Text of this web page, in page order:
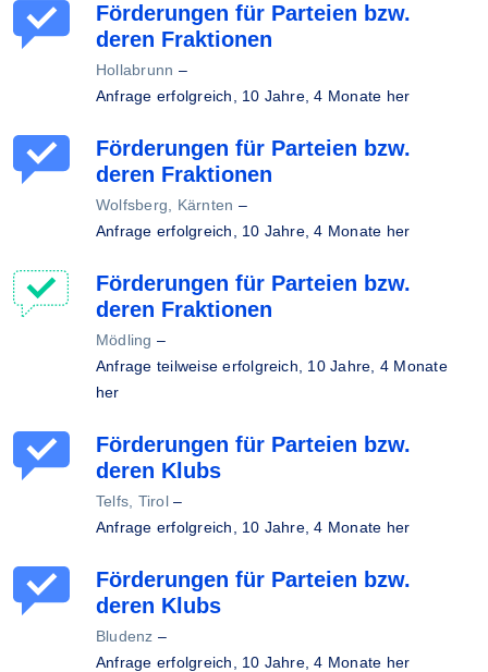
Förderungen für Parteien bzw.
deren Fraktionen
Hollabrunn –
Anfrage erfolgreich, 10 Jahre, 4 Monate her
Förderungen für Parteien bzw.
deren Fraktionen
Wolfsberg, Kärnten –
Anfrage erfolgreich, 10 Jahre, 4 Monate her
Förderungen für Parteien bzw.
deren Fraktionen
Mödling –
Anfrage teilweise erfolgreich, 10 Jahre, 4 Monate
her
Förderungen für Parteien bzw.
deren Klubs
Telfs, Tirol–
Anfrage erfolgreich, 10 Jahre, 4 Monate her
Förderungen für Parteien bzw.
deren Klubs
Bludenz –
Anfrage erfolgreich, 10 Jahre, 4 Monate her